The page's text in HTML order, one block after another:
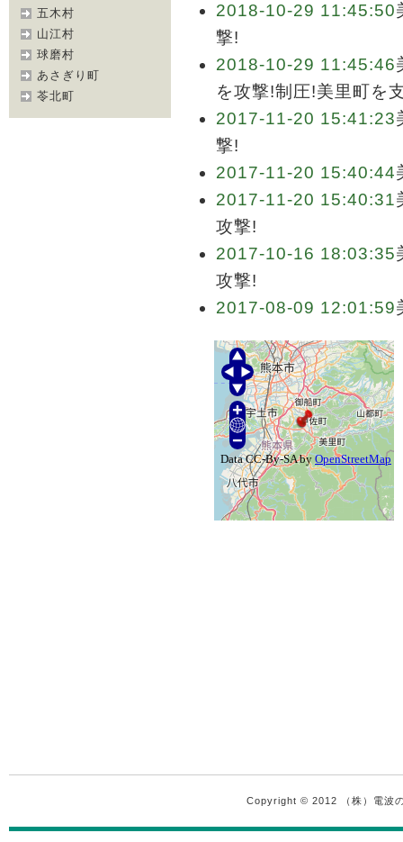
五木村
山江村
球磨村
あさぎり町
苓北町
2018-10-29 11:45:50
撃!
2018-10-29 11:45:46
を攻撃!制圧!美里町を
2017-11-20 15:41:23
撃!
2017-11-20 15:40:44
2017-11-20 15:40:31
攻撃!
2017-10-16 18:03:35
攻撃!
2017-08-09 12:01:59
Copyright © 2012 （株）電波